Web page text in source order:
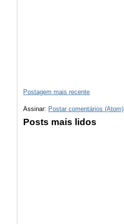
Postagem mais recente
Assinar: Postar comentários (Atom)
Posts mais lidos